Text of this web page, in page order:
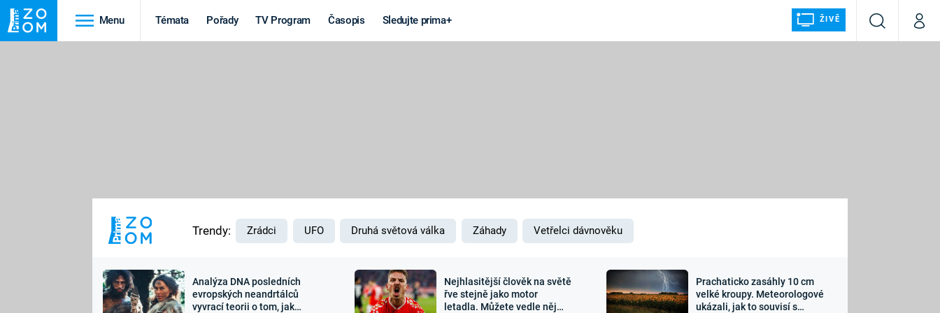
Menu Témata Pořady TV Program Časopis Sledujte prima+ ŽIVĚ
VyhledáváníMůj
MARS
Výročí
Záhady a
Zajímavosti Sledujte nás
Trendy: Zrádci UFO Druhá světová válka Záhady Vetřelci dávnověku
Analýza DNA posledních
evropských neandrtálců
vyvrací teorii o tom, jak
Nejhlasitější člověk na světě
řve stejně jako motor
letadla. Můžete vedle něj
Prachaticko zasáhly 10 cm
velké kroupy. Meteorologové
ukázali, jak to souvisí s